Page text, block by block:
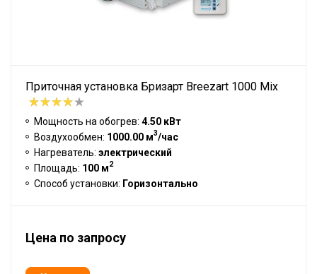
Приточная установка Бризарт Breezart 1000 Mix
Мощность на обогрев: 4.50 кВт
Воздухообмен: 1000.00 м3/час
Нагреватель: электрический
Площадь: 100 м2
Способ установки: Горизонтально
Цена по запросу